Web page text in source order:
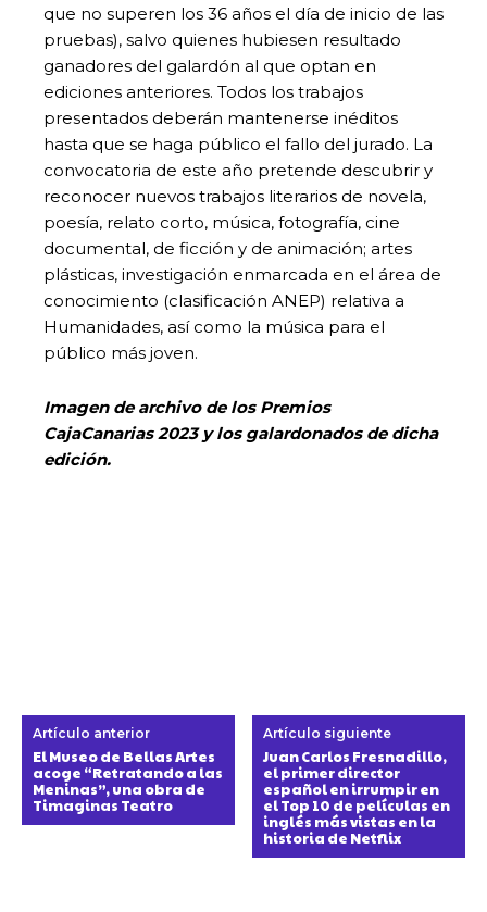
que no superen los 36 años el día de inicio de las
pruebas), salvo quienes hubiesen resultado
ganadores del galardón al que optan en
ediciones anteriores. Todos los trabajos
presentados deberán mantenerse inéditos
hasta que se haga público el fallo del jurado. La
convocatoria de este año pretende descubrir y
reconocer nuevos trabajos literarios de novela,
poesía, relato corto, música, fotografía, cine
documental, de ficción y de animación; artes
plásticas, investigación enmarcada en el área de
conocimiento (clasificación ANEP) relativa a
Humanidades, así como la música para el
público más joven.
Imagen de archivo de los Premios
CajaCanarias 2023 y los galardonados de dicha
edición.
Artículo anterior
El Museo de Bellas Artes
acoge “Retratando a las
Meninas”, una obra de
Timaginas Teatro
Artículo siguiente
Juan Carlos Fresnadillo,
el primer director
español en irrumpir en
el Top 10 de películas en
inglés más vistas en la
historia de Netflix